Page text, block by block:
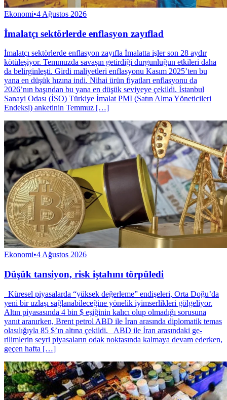
Ekonomi•4 Ağustos 2026
İmalatçı sektörlerde enflasyon zayıflad
İmalatçı sektörlerde enflasyon zayıfla İmalatta işler son 28 aydır
kötüleşiyor. Temmuzda savaşın getirdiği durgunluğun etkileri daha
da belirginleşti. Girdi maliyetleri enflasyonu Kasım 2025’ten bu
yana en düşük hızına indi. Nihai ürün fiyatları enflasyonu da
2026’nın başından bu yana en düşük seviyeye çekildi. İstanbul
Sanayi Oda­sı (İSO) Türkiye İmalat PMI (Satın Alma Yöne­ticileri
Endeksi) anketinin Temmuz […]
Ekonomi•4 Ağustos 2026
Düşük tansiyon, risk iştahını törpüledi
Küresel piyasalarda “yüksek değerleme” endişeleri, Orta Doğu’da
yeni bir uzlaşı sağlanabileceğine yönelik iyimserlikleri gölgeliyor.
Altın piyasasında 4 bin $ eşiğinin kalıcı olup olmadığı sorusuna
yanıt aranırken, Brent petrol ABD ile İran arasında diplomatik temas
olasılığıyla 85 $’ın altına çekildi. ABD ile İran arasındaki ge­
rilimlerin seyri piyasala­rın odak noktasında kal­maya devam ederken,
geçen haf­ta […]